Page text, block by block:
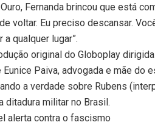
Fernanda brincou que está
voltar. Eu preciso descansar.
qualquer lugar”.
original do Globoplay
Paiva, advogada e mãe do
a verdade sobre Rubens
ditadura militar no Brasil.
alerta contra o fascismo